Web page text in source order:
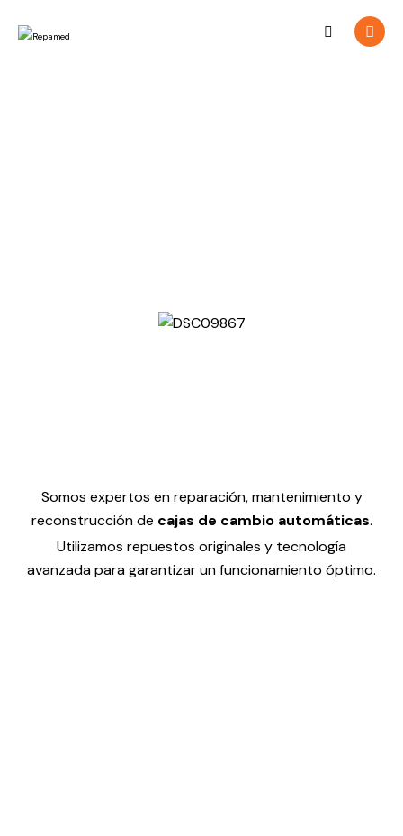
Somos expertos en reparación, mantenimiento y
reconstrucción de cajas de cambio automáticas.
Utilizamos repuestos originales y tecnología
avanzada para garantizar un funcionamiento óptimo.